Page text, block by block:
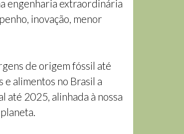
engenharia extraordinária
inovação, menor
de origem fóssil até
alimentos no Brasil a
até 2025, alinhada à nossa